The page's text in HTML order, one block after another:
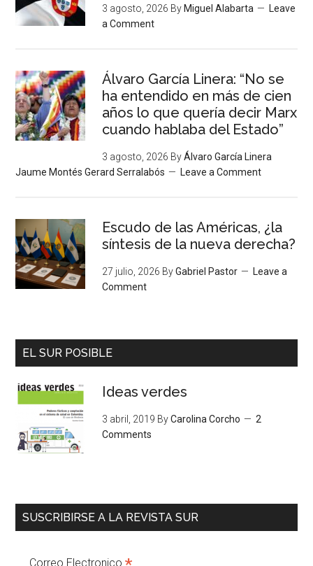
3 agosto, 2026 By Miguel Alabarta
Leave
a Comment
Álvaro García Linera: “No se
ha entendido en más de cien
años lo que quería decir Marx
cuando hablaba del Estado”
3 agosto, 2026 ByÁlvaro García Linera
Jaume Montés Gerard Serralabós
Leave a Comment
Escudo de las Américas, ¿la
síntesis de la nueva derecha?
27 julio, 2026 ByGabriel Pastor
Leave a
Comment
EL SUR POSIBLE
Ideas verdes
3 abril, 2019 ByCarolina Corcho
2
Comments
SUSCRIBIRSE A LA REVISTA SUR
Correo Electronico